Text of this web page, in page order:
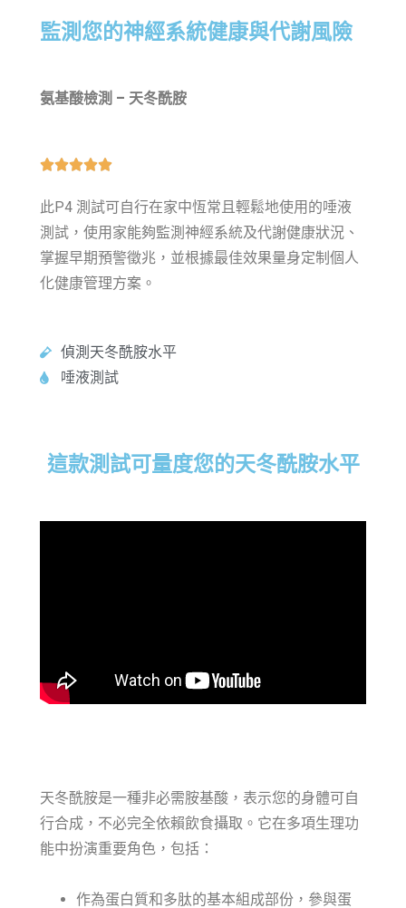
監測您的神經系統健康與代謝風險
氨基酸檢測 – 天冬酰胺

此P4 測試可自行在家中恆常且輕鬆地使用的唾液
測試，使用家能夠監測神經系統及代謝健康狀況、
掌握早期預警徵兆，並根據最佳效果量身定制個人
化健康管理方案。
偵測天冬酰胺水平
唾液測試
這款測試可量度您的天冬酰胺水平
天冬酰胺是一種非必需胺基酸，表示您的身體可自
行合成，不必完全依賴飲食攝取。它在多項生理功
能中扮演重要角色，包括：
作為蛋白質和多肽的基本組成部份，參與蛋